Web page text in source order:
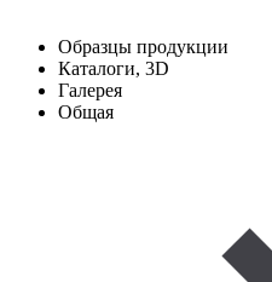
Образцы продукции
Каталоги, 3D
Галерея
Общая